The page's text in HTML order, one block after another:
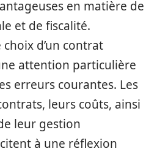
en matière de
et de fiscalité.
d’un contrat
attention particulière
erreurs courantes. Les
leurs coûts, ainsi
leur gestion
à une réflexion